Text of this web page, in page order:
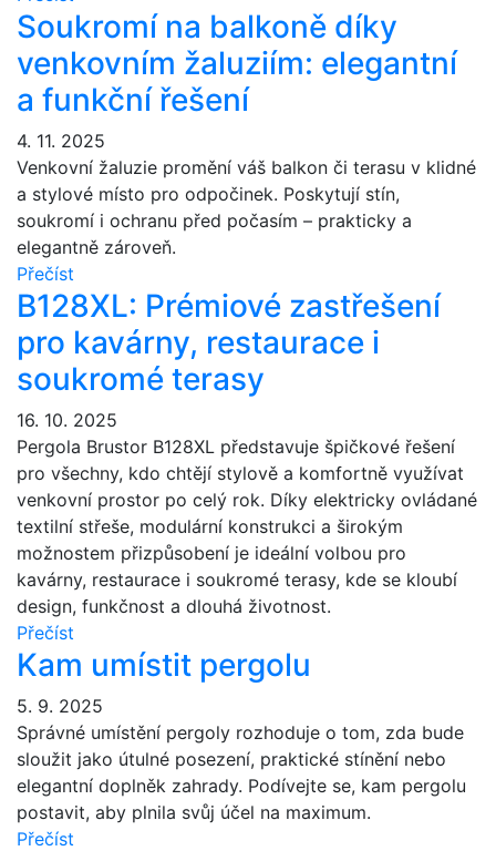
Soukromí na balkoně díky
venkovním žaluziím: elegantní
a funkční řešení
4. 11. 2025
Venkovní žaluzie promění váš balkon či terasu v klidné
a stylové místo pro odpočinek. Poskytují stín,
soukromí i ochranu před počasím – prakticky a
elegantně zároveň.
Přečíst
B128XL: Prémiové zastřešení
pro kavárny, restaurace i
soukromé terasy
16. 10. 2025
Pergola Brustor B128XL představuje špičkové řešení
pro všechny, kdo chtějí stylově a komfortně využívat
venkovní prostor po celý rok. Díky elektricky ovládané
textilní střeše, modulární konstrukci a širokým
možnostem přizpůsobení je ideální volbou pro
kavárny, restaurace i soukromé terasy, kde se kloubí
design, funkčnost a dlouhá životnost.
Přečíst
Kam umístit pergolu
5. 9. 2025
Správné umístění pergoly rozhoduje o tom, zda bude
sloužit jako útulné posezení, praktické stínění nebo
elegantní doplněk zahrady. Podívejte se, kam pergolu
postavit, aby plnila svůj účel na maximum.
Přečíst